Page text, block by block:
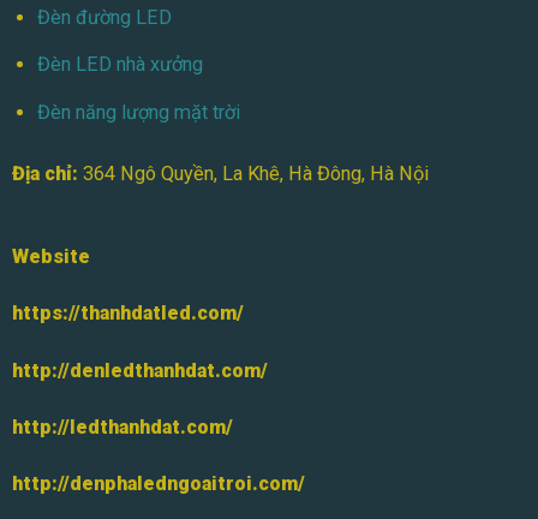
Đèn đường LED
Đèn LED nhà xưởng
Đèn năng lượng mặt trời
Địa chỉ: 364 Ngô Quyền, La Khê, Hà Đông, Hà Nội
Website
https://thanhdatled.com/
http://denledthanhdat.com/
http://ledthanhdat.com/
http://denphaledngoaitroi.com/